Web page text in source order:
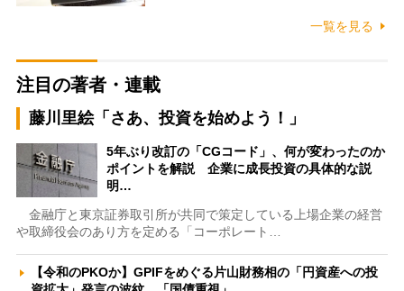
一覧を見る
注目の著者・連載
藤川里絵「さあ、投資を始めよう！」
5年ぶり改訂の「CGコード」、何が変わったのか
ポイントを解説 企業に成長投資の具体的な説
明…
金融庁と東京証券取引所が共同で策定している上場企業の経営
や取締役会のあり方を定める「コーポレート…
【令和のPKOか】GPIFをめぐる片山財務相の「円資産への投